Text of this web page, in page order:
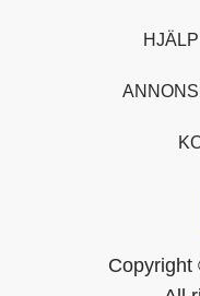
Copyright